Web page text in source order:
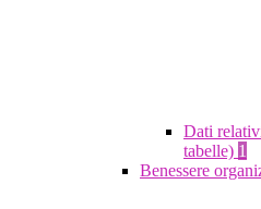
Dati
tabelle) 1
Benessere